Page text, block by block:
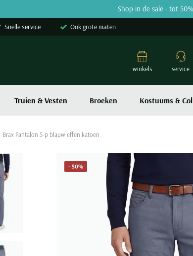
Shop in de sale - tot
Snelle service Ook grote maten
Truien & Vesten Broeken Kostuums &
winkels service
Brax Pantalon 5-p blauw effen katoen
- 50%